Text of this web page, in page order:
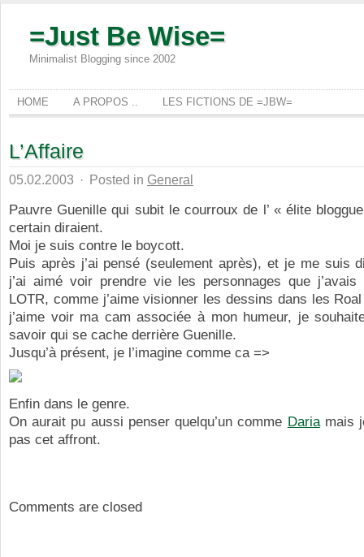
=Just Be Wise=
Minimalist Blogging since 2002
HOME A PROPOS .. LES FICTIONS DE =JBW=
L’Affaire
05.02.2003 · Posted in General
Pauvre Guenille qui subit le courroux de l’ « élite
certain diraient.
Moi je suis contre le boycott.
Puis après j’ai pensé (seulement après), et je me suis
j’ai aimé voir prendre vie les personnages que j’avais
LOTR, comme j’aime visionner les dessins dans les
j’aime voir ma cam associée à mon humeur, je
savoir qui se cache derrière Guenille.
Jusqu’à présent, je l’imagine comme ca =>
Enfin dans le genre.
On aurait pu aussi penser quelqu’un comme Dariamais
pas cet affront.
Comments are closed